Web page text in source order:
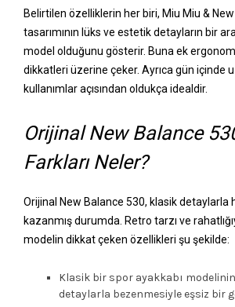
Belirtilen özelliklerin her biri, Miu Miu &
tasarımının lüks ve estetik detayların bir
model olduğunu gösterir. Buna ek
dikkatleri üzerine çeker. Ayrıca gün içinde
kullanımlar açısından oldukça idealdir.
Orijinal New Balance
Farkları Neler?
Orijinal New Balance 530, klasik detaylarla
kazanmış durumda. Retro tarzı ve
modelin dikkat çeken özellikleri şu şekilde:
Klasik bir spor ayakkabı
detaylarla bezenmesiyle eşsiz bir